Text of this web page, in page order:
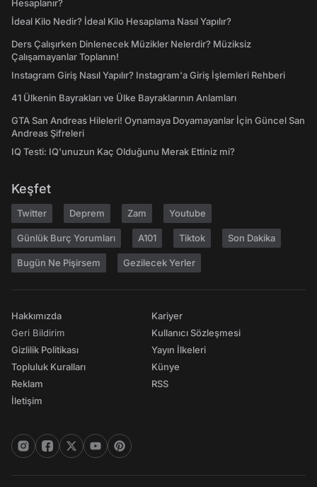
Hesaplanır?
İdeal Kilo Nedir? İdeal Kilo Hesaplama Nasıl Yapılır?
Ders Çalışırken Dinlenecek Müzikler Nelerdir? Müziksiz
Çalışamayanlar Toplanın!
Instagram Giriş Nasıl Yapılır? Instagram'a Giriş İşlemleri Rehberi
41 Ülkenin Bayrakları ve Ülke Bayraklarının Anlamları
GTA San Andreas Hileleri! Oynamaya Doyamayanlar İçin Güncel San
Andreas Şifreleri
IQ Testi: IQ'unuzun Kaç Olduğunu Merak Ettiniz mi?
Keşfet
Twitter Deprem Zam Youtube
Günlük Burç Yorumları A101 Tiktok Son Dakika
Bugün Ne Pişirsem Gezilecek Yerler
Hakkımızda
Geri Bildirim
Gizlilik Politikası
Topluluk Kuralları
Reklam
İletişim
Kariyer
Kullanıcı Sözleşmesi
Yayın İlkeleri
Künye
RSS